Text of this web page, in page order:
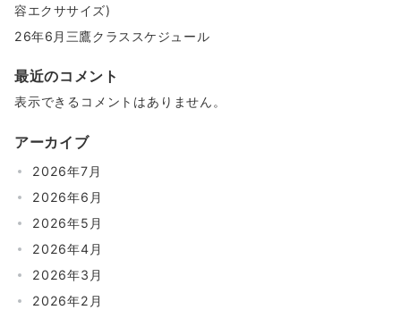
容エクササイズ)
26年6月三鷹クラススケジュール
最近のコメント
表示できるコメントはありません。
アーカイブ
2026年7月
2026年6月
2026年5月
2026年4月
2026年3月
2026年2月